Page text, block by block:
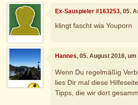
Ex-Sauspieler #163253, 05.
klingt fascht wia Youporn
Hannes, 05. August 2016, um
Wenn Du regelmäßig
lies Dir mal diese
Tipps, die wir dort